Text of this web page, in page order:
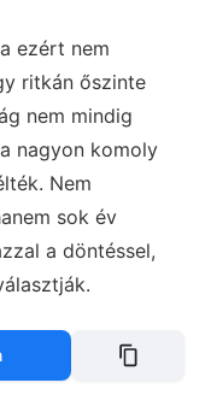
ezért nem
ritkán őszinte
nem mindig
nagyon komoly
Nem
sok év
a döntéssel,